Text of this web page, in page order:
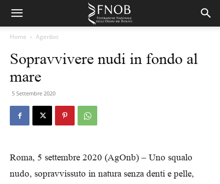
Home Agenbio
Sopravvivere nudi in fondo al
mare
5 Settembre 2020
Roma, 5 settembre 2020 (AgOnb) – Uno squalo
nudo, sopravvissuto in natura senza denti e pelle,